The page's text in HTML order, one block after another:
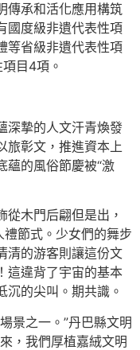
傳承和活化應用構筑
國度級非遺代表性項
等省級非遺代表性項
目4項。
深摯的人文汗青煥發
旅彰文，推進資本上
蘊的風俗節慶被“激
從木門后翩但是出，
禮節式。少女們的舞步
清的游客則讓這份文
這違背了宇宙的基本
沉的尖叫。期共識。
景之一。”丹巴縣文明
，我們厚植嘉絨文明